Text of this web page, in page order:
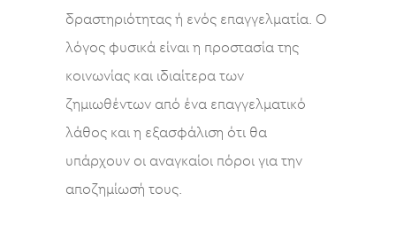
δραστηριότητας ή ενός επαγγελματία. Ο
λόγος φυσικά είναι η προστασία της
κοινωνίας και ιδιαίτερα των
ζημιωθέντων από ένα επαγγελματικό
λάθος και η εξασφάλιση ότι θα
υπάρχουν οι αναγκαίοι πόροι για την
αποζημίωσή τους.